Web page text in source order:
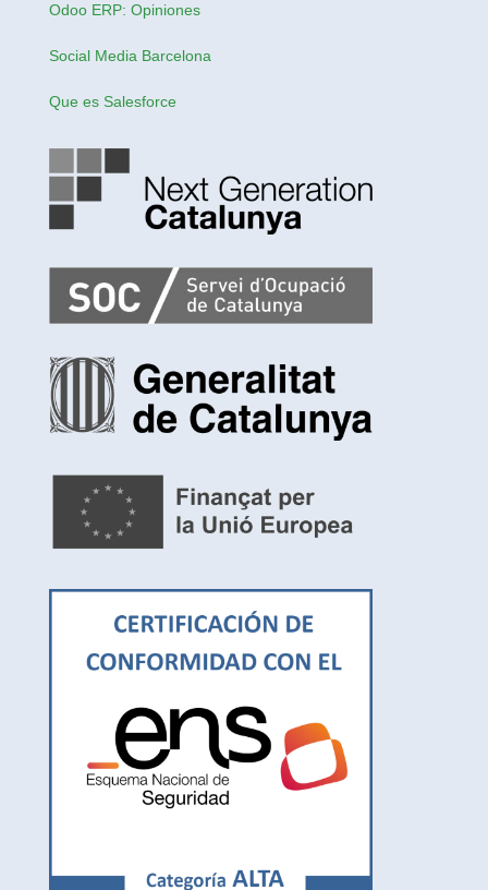
Odoo ERP: Opiniones
Social Media Barcelona
Que es Salesforce